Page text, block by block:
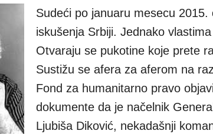
Sudeći po januaru mesecu
iskušenja Srbiji. Jednako
Otvaraju se pukotine koje prete
Sustižu se afera za aferom na
Fond za humanitarno pravo
dokumente da je načelnik
Ljubiša Diković, nekadašnji